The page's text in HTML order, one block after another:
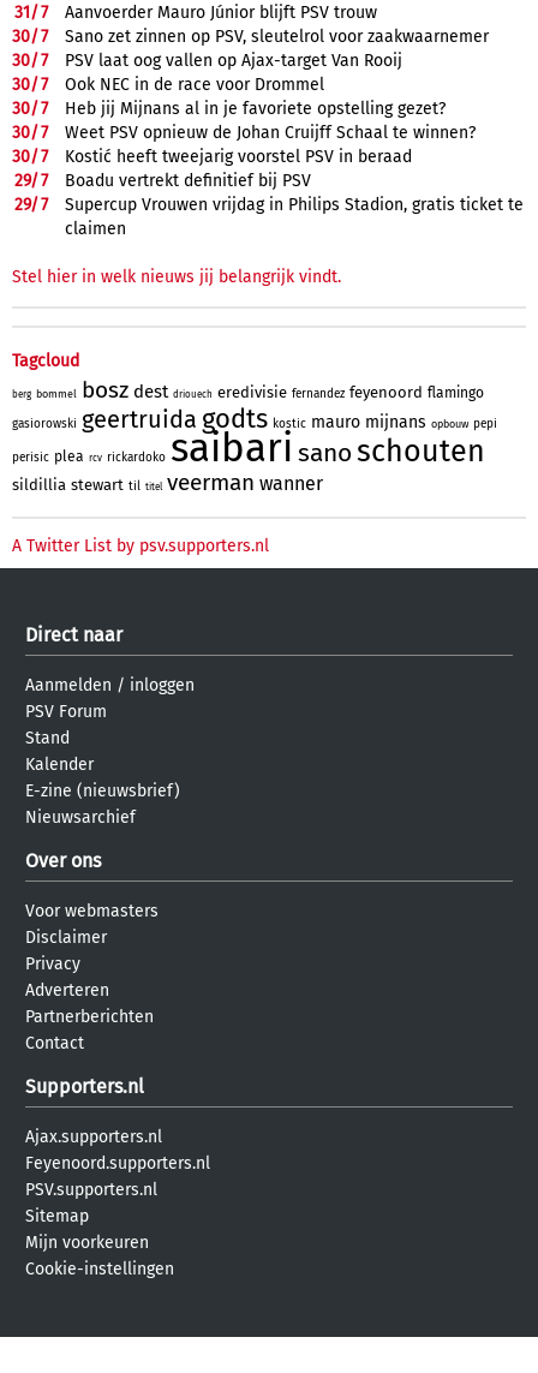
31/7
Aanvoerder Mauro Júnior blijft PSV trouw
30/7
Sano zet zinnen op PSV, sleutelrol voor zaakwaarnemer
30/7
PSV laat oog vallen op Ajax-target Van Rooij
30/7
Ook NEC in de race voor Drommel
30/7
Heb jij Mijnans al in je favoriete opstelling gezet?
30/7
Weet PSV opnieuw de Johan Cruijff Schaal te winnen?
30/7
Kostić heeft tweejarig voorstel PSV in beraad
29/7
Boadu vertrekt definitief bij PSV
29/7
Supercup Vrouwen vrijdag in Philips Stadion, gratis ticket te
claimen
Stel hier in welk nieuws jij belangrijk vindt.
Tagcloud
berg bommel bosz dest driouech eredivisie fernandez feyenoord flamingo
gasiorowski geertruida godts kostic mauro mijnans opbouw pepi
perisic plea rcv rickardoko saibari sanoschouten
sildillia stewart til titel veerman wanner
A Twitter List by psv.supporters.nl
Direct naar
Aanmelden / inloggen
PSV Forum
Stand
Kalender
E-zine (nieuwsbrief)
Nieuwsarchief
Over ons
Voor webmasters
Disclaimer
Privacy
Adverteren
Partnerberichten
Contact
Supporters.nl
Ajax.supporters.nl
Feyenoord.supporters.nl
PSV.supporters.nl
Sitemap
Mijn voorkeuren
Cookie-instellingen